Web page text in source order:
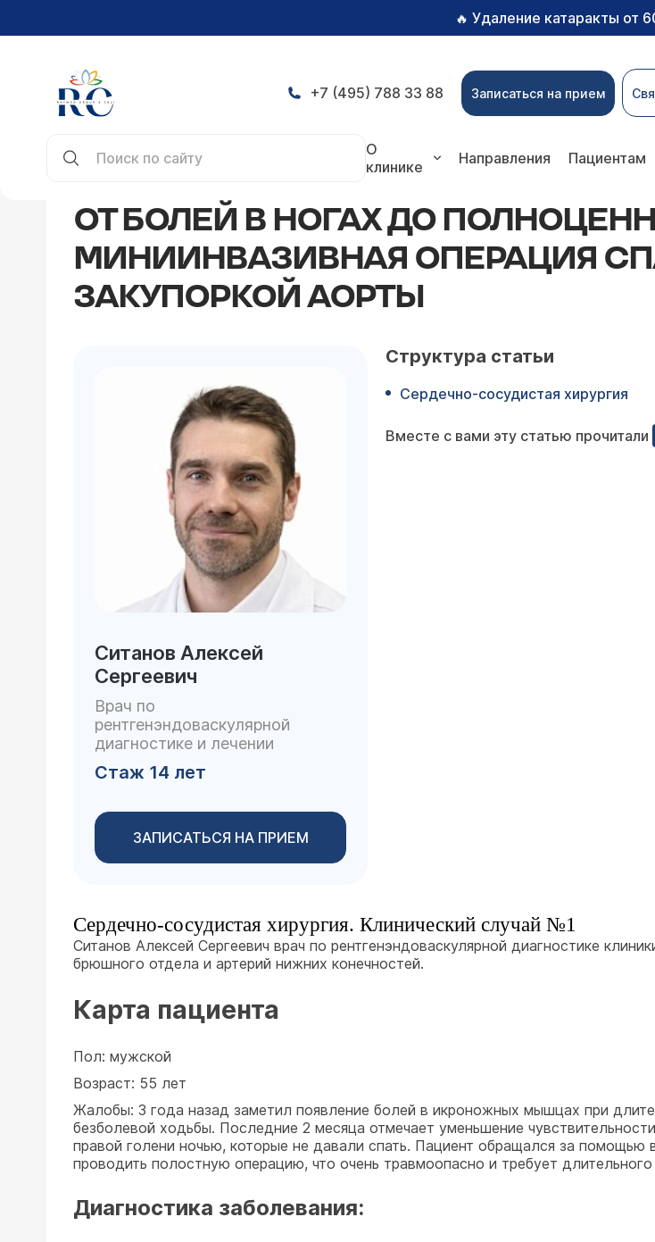
🔥 Удаление катаракты от
+7 (495) 788 33 88 Записаться на прием
О
клинике
Направления Пациентам
ОТ БОЛЕЙ В НОГАХ ДО
МИНИИНВАЗИВНАЯ ОПЕРАЦИЯ
ЗАКУПОРКОЙ АОРТЫ
Ситанов Алексей
Сергеевич
Врач по
рентгенэндоваскулярной
диагностике и лечении
Стаж 14 лет
ЗАПИСАТЬСЯ НА ПРИЕМ
Структура статьи
Сердечно-сосудистая хирургия
Вместе с вами эту статью прочитали
Сердечно-сосудистая хирургия. Клинический случай №1
Ситанов Алексей Сергеевич врач по рентгенэндоваскулярной диагностике
брюшного отдела и артерий нижних конечностей.
Карта пациента
Пол: мужской
Возраст: 55 лет
Жалобы: 3 года назад заметил появление болей в икроножных мышцах при
безболевой ходьбы. Последние 2 месяца отмечает уменьшение
правой голени ночью, которые не давали спать. Пациент обращался за
проводить полостную операцию, что очень травмоопасно и требует
Диагностика заболевания: